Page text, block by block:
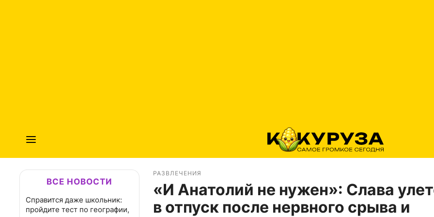
ВСЕ НОВОСТИ
Справится даже школьник:
пройдите тест по географии,
РАЗВЛЕЧЕНИЯ
«И Анатолий не нужен»: Слава
в отпуск после нервного срыва и